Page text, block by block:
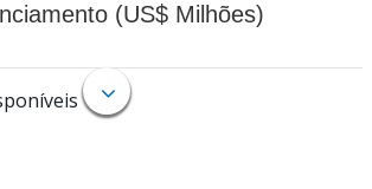
(US$ Milhões)